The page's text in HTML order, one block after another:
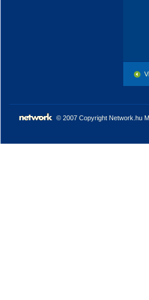
© 2007 Copyright Network.hu